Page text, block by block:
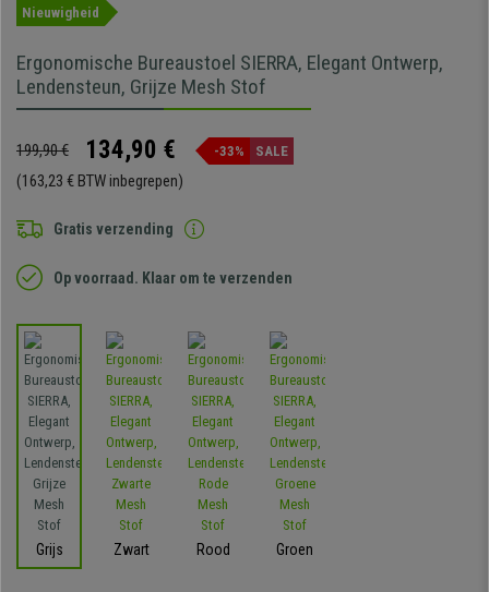
Nieuwigheid
Ergonomische Bureaustoel SIERRA, Elegant Ontwerp,
Lendensteun, Grijze Mesh Stof
199,90 € 134,90 € -33% SALE
(163,23 € BTW inbegrepen)
Gratis verzending
Op voorraad. Klaar om te verzenden
Grijs Zwart Rood Groen